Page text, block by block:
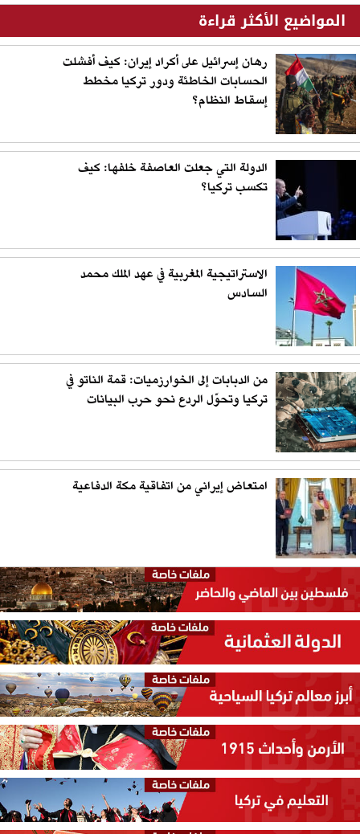
المواضيع الأكثر قراءة
رهان إسرائيل على أكراد إيران: كيف أفشلت
الحسابات الخاطئة ودور تركيا مخطط
إسقاط النظام؟
الدولة التي جعلت العاصفة خلفها: كيف
تكسب تركيا؟
الاستراتيجية المغربية في عهد الملك محمد
السادس
من الدبابات إلى الخوارزميات: قمة الناتو في
تركيا وتحوّل الردع نحو حرب البيانات
امتعاض إيراني من اتفاقية مكة الدفاعية